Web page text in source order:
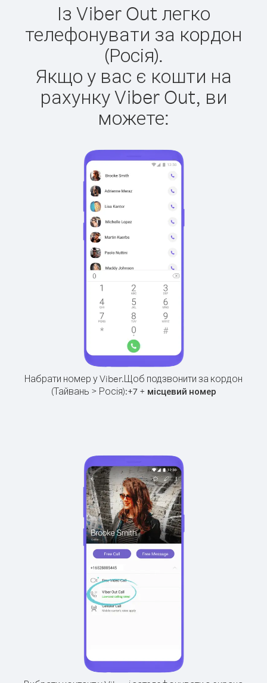
Із Viber Out легко
телефонувати за кордон
(Росія).
Якщо у вас є кошти на
рахунку Viber Out, ви
можете:
Набрати номер у Viber.Щоб подзвонити за кордон
(Тайвань > Росія):+7+ місцевий номер